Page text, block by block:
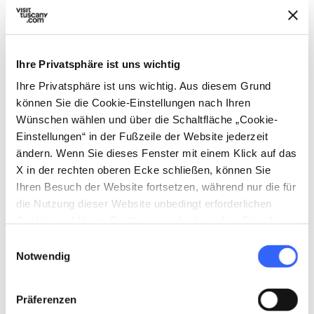
Ihre Privatsphäre ist uns wichtig
Ihre Privatsphäre ist uns wichtig. Aus diesem Grund
können Sie die Cookie-Einstellungen nach Ihren
Wünschen wählen und über die Schaltfläche „Cookie-
Einstellungen“ in der Fußzeile der Website jederzeit
ändern. Wenn Sie dieses Fenster mit einem Klick auf das
X in der rechten oberen Ecke schließen, können Sie
Ihren Besuch der Website fortsetzen, während nur die für
die Nutzung dieser Website unbedingt erforderlichen
Zustimmung.
Notwendig
Präferenzen
directions Wegbeschreibung
Hinweise
home